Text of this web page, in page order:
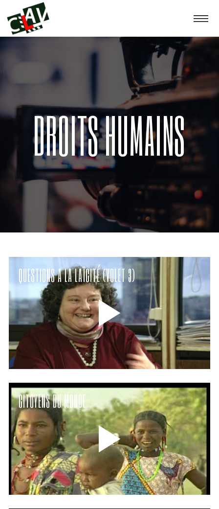
DROITS HUMAINS
QUESTIONS A LA LAÏCITÉ (VOLET 3)
CITOYENS DU MONDE